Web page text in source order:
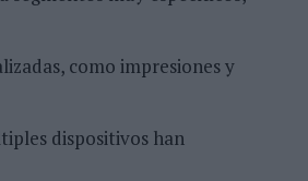
como impresiones y
dispositivos han